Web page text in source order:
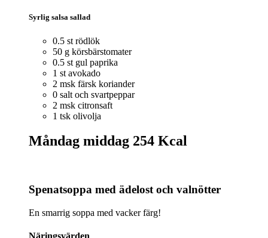
Syrlig salsa sallad
0.5 st rödlök
50 g körsbärstomater
0.5 st gul paprika
1 st avokado
2 msk färsk koriander
0 salt och svartpeppar
2 msk citronsaft
1 tsk olivolja
Måndag middag 254 Kcal
Spenatsoppa med ädelost och valnötter
En smarrig soppa med vacker färg!
Näringsvärden